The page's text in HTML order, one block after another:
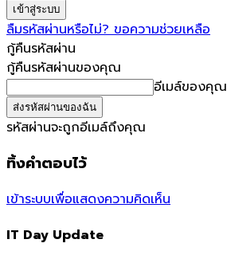
ลืมรหัสผ่านหรือไม่? ขอความช่วยเหลือ
กู้คืนรหัสผ่าน
กู้คืนรหัสผ่านของคุณ
อีเมล์ของคุณ
รหัสผ่านจะถูกอีเมล์ถึงคุณ
ทิ้งคำตอบไว้
เข้าระบบเพื่อแสดงความคิดเห็น
IT Day Update